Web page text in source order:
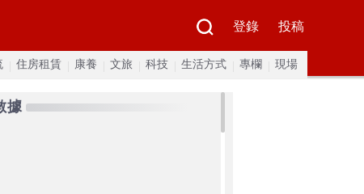
登錄 投稿
住房租賃 康養 文旅 科技 生活方式 專欄 現場
據